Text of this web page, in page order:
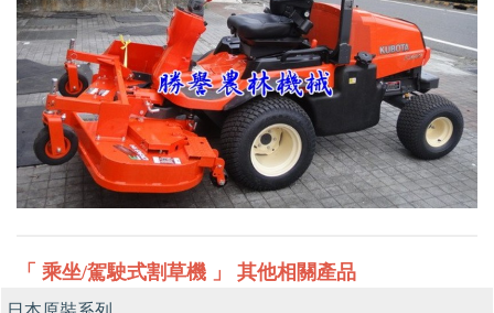
「 乘坐/駕駛式割草機 」 其他相關產品